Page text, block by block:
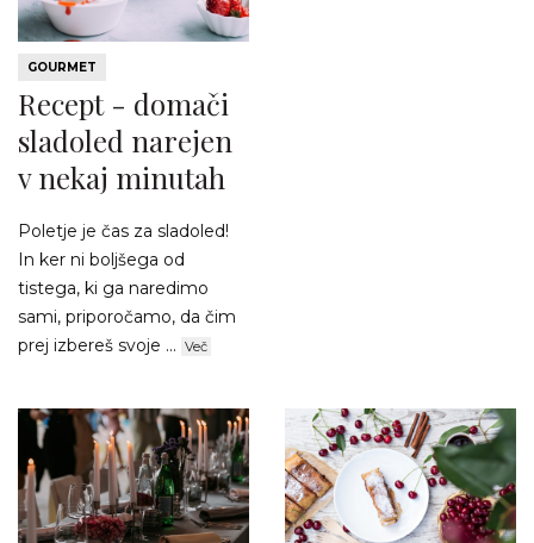
GOURMET
Recept - domači
sladoled narejen
v nekaj minutah
Poletje je čas za sladoled!
In ker ni boljšega od
tistega, ki ga naredimo
sami, priporočamo, da čim
prej izbereš svoje ... Več